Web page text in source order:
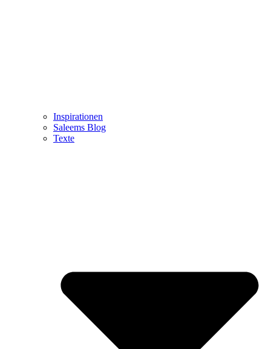
Inspirationen
Saleems Blog
Texte